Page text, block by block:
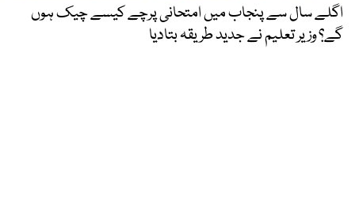
اگلے سال سے پنجاب میں امتحانی پرچے کیسے چیک ہوں
گے؟ وزیر تعلیم نے جدید طریقہ بتادیا